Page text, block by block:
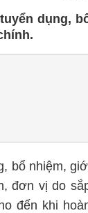
dụng,
bổ nhiệm,
đơn vị do
đến khi